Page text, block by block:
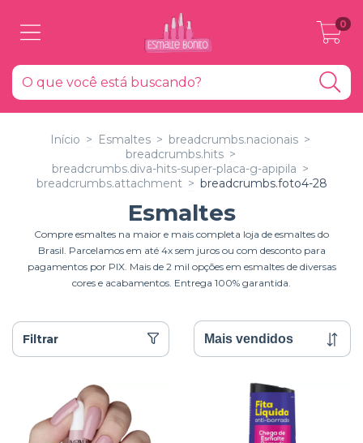
0
Início > Esmaltes > breadcrumbs.nacionais >
breadcrumbs.hits >
breadcrumbs.diva-hits-super-placa-g-apipila >
breadcrumbs.attachment > breadcrumbs.foto4-28
Esmaltes
Compre esmaltes na maior e mais completa loja de esmaltes do
Brasil. Parcelamos em até 4x sem juros ou com desconto para
pagamentos por PIX. Mais de 2 mil opções em esmaltes de diversas
cores e acabamentos. Entrega 100% garantida.
Filtrar